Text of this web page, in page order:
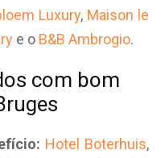
Luxury, Maison le
e o B&B Ambrogio.
com bom
Hotel Boterhuis,